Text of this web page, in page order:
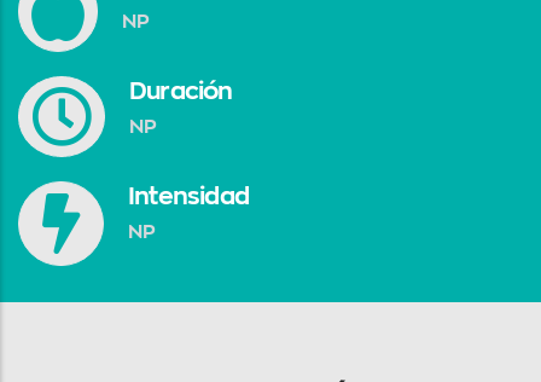
NP
Duración
NP
Intensidad
NP